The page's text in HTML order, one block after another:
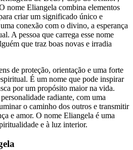
nome Eliangela combina elementos
criar um significado único e
conexão com o divino, a esperança
A pessoa que carrega esse nome
que traz boas novas e irradia
de proteção, orientação e uma forte
É um nome que pode inspirar
por um propósito maior na vida.
radiante, com uma
o caminho dos outros e transmitir
e amor. O nome Eliangela é uma
e à luz interior.